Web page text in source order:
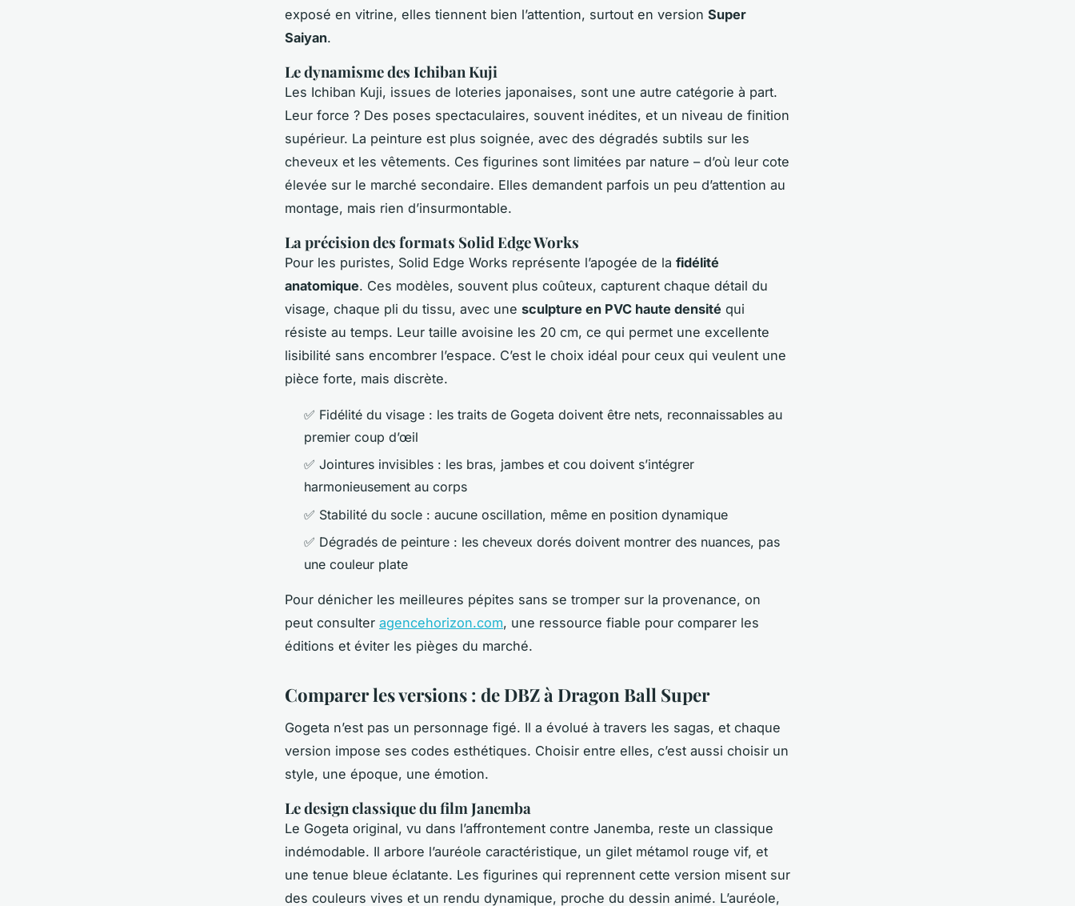
exposé en vitrine, elles tiennent bien l’attention, surtout en version Super
Saiyan.
Le dynamisme des Ichiban Kuji
Les Ichiban Kuji, issues de loteries japonaises, sont une autre catégorie à part.
Leur force ? Des poses spectaculaires, souvent inédites, et un niveau de finition
supérieur. La peinture est plus soignée, avec des dégradés subtils sur les
cheveux et les vêtements. Ces figurines sont limitées par nature – d’où leur cote
élevée sur le marché secondaire. Elles demandent parfois un peu d’attention au
montage, mais rien d’insurmontable.
La précision des formats Solid Edge Works
Pour les puristes, Solid Edge Works représente l’apogée de la fidélité
anatomique. Ces modèles, souvent plus coûteux, capturent chaque détail du
visage, chaque pli du tissu, avec une sculpture en PVC haute densité qui
résiste au temps. Leur taille avoisine les 20 cm, ce qui permet une excellente
lisibilité sans encombrer l’espace. C’est le choix idéal pour ceux qui veulent une
pièce forte, mais discrète.
✅ Fidélité du visage : les traits de Gogeta doivent être nets, reconnaissables au
premier coup d’œil
✅ Jointures invisibles : les bras, jambes et cou doivent s’intégrer
harmonieusement au corps
✅ Stabilité du socle : aucune oscillation, même en position dynamique
✅ Dégradés de peinture : les cheveux dorés doivent montrer des nuances, pas
une couleur plate
Pour dénicher les meilleures pépites sans se tromper sur la provenance, on
peut consulter agencehorizon.com, une ressource fiable pour comparer les
éditions et éviter les pièges du marché.
Comparer les versions : de DBZ à Dragon Ball Super
Gogeta n’est pas un personnage figé. Il a évolué à travers les sagas, et chaque
version impose ses codes esthétiques. Choisir entre elles, c’est aussi choisir un
style, une époque, une émotion.
Le design classique du film Janemba
Le Gogeta original, vu dans l’affrontement contre Janemba, reste un classique
indémodable. Il arbore l’auréole caractéristique, un gilet métamol rouge vif, et
une tenue bleue éclatante. Les figurines qui reprennent cette version misent sur
des couleurs vives et un rendu dynamique, proche du dessin animé. L’auréole,